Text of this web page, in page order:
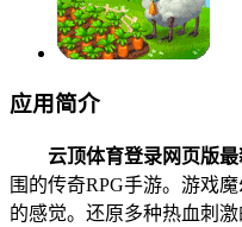
应用简介
云顶体育登录网页版最
围的传奇RPG手游。游戏
的感觉。还原多种热血刺